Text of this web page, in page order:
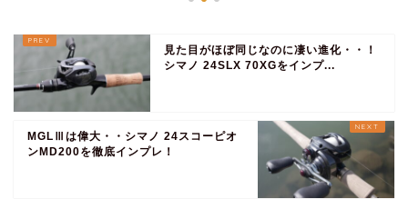
見た目がほぼ同じなのに凄い進化・・！
シマノ 24SLX 70XGをインプ...
MGLⅢは偉大・・シマノ 24スコーピオ
ンMD200を徹底インプレ！